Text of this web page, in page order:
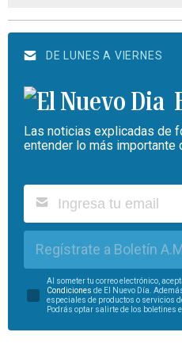
DE LUNES A VIERNES
Las noticias explicadas de
entender lo más importante
Regístrate a Boletín
Al someter tu correo electrónico,
Condiciones de El Nuevo Día.
especiales de productos o servicios
Podrás optar salirte de los boletines